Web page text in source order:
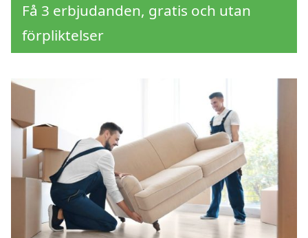
Få 3 erbjudanden, gratis och utan
förpliktelser